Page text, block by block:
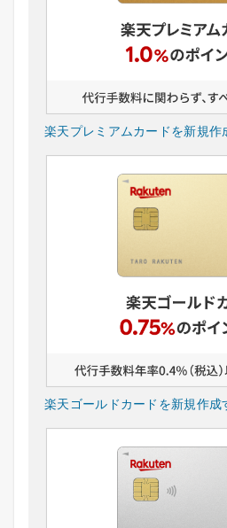
楽天プレミアムカードを新規作
楽天ゴールドカードを新規作成